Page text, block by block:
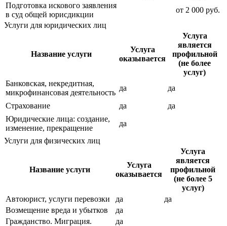
Подготовка искового заявления
в суд общей юрисдикции
от 2 000 руб.
Услуги для юридических лиц
Название услуги
Услуга
оказывается
Услуга
является
профильной
(не более
услуг)
Банковская, некредитная,
микрофинансовая деятельность
да да
Страхование да
да
Юридические лица: создание,
изменение, прекращение
да
Услуги для физических лиц
Название услуги
Услуга
оказывается
Услуга
является
профильной
(не более 5
услуг)
Автоюрист, услуги перевозки
да
да
Возмещение вреда и убытков
да
Гражданство. Миграция.
да